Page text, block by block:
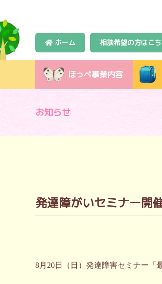
ホーム 相談希望の方はこ
ほっぺ事業内容
お知らせ
発達障がいセミナー開
8月20日（日）発達障害セミナー